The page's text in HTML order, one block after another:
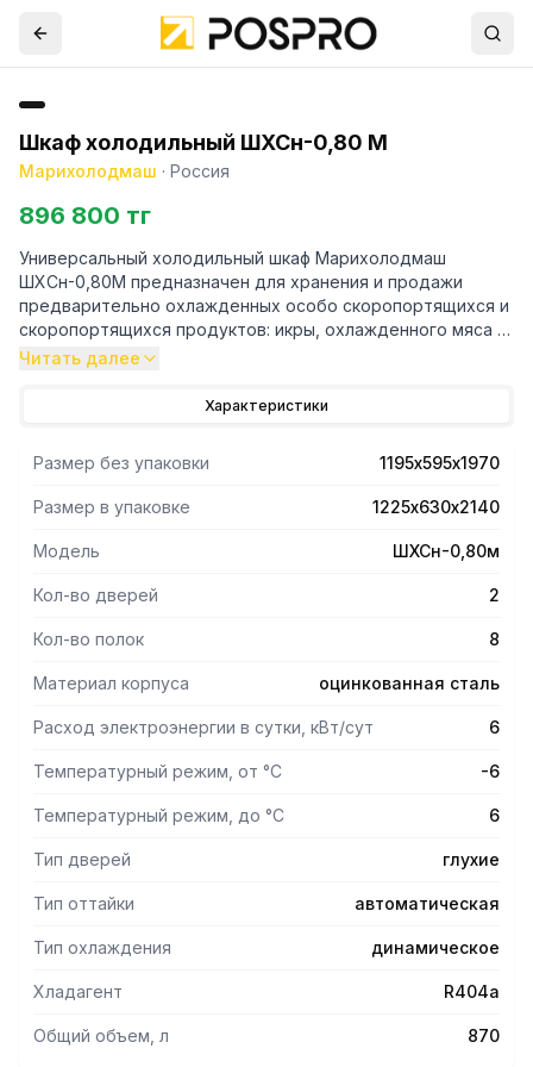
Шкаф холодильный ШХСн-0,80 М
Марихолодмаш · Россия
896 800 тг
Универсальный холодильный шкаф Марихолодмаш
ШХСн-0,80М предназначен для хранения и продажи
предварительно охлажденных особо скоропортящихся и
скоропортящихся продуктов: икры, охлажденного мяса и
рыбы, полуфабрикатов, пресервов на предприятиях
- Перемещаемые по высоте полки-решетки из стальной
проволоки, оцинкованные и окрашенные порошковой
краской, с высокой частотой вариантов переустановки,
обеспечивают оптимальную загрузку продуктов.
- Оттаивание испарителя производится автоматически с
помощью теплоэнергонагревателей (ТЭН), талая вода
Читать далее
Характеристики
Размер без упаковки 1195х595х1970
Размер в упаковке 1225х630х2140
Модель ШХСн-0,80м
Кол-во дверей 2
Кол-во полок 8
Материал корпуса оцинкованная сталь
Расход электроэнергии в сутки, кВт/сут 6
Температурный режим, от °С -6
Температурный режим, до °С 6
Тип дверей глухие
Тип оттайки автоматическая
Тип охлаждения динамическое
Хладагент R404a
Общий объем, л 870